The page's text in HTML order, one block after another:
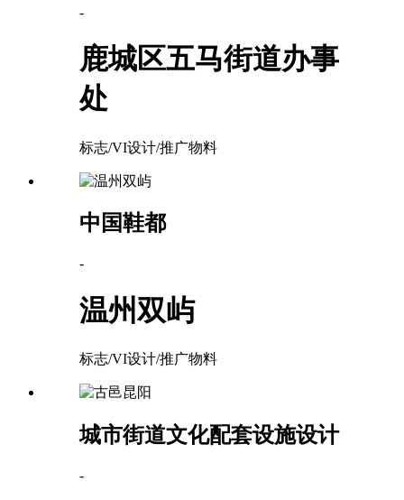
-
鹿城区五马街道办事
处
标志/VI设计/推广物料
中国鞋都
-
温州双屿
标志/VI设计/推广物料
城市街道文化配套设施设计
-